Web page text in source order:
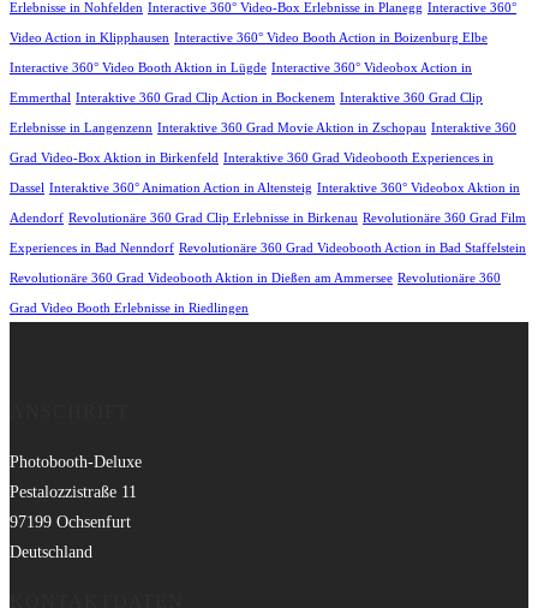
Erlebnisse in Nohfelden Interactive 360° Video-Box Erlebnisse in Planegg Interactive 360°
Video Action in Klipphausen Interactive 360° Video Booth Action in Boizenburg Elbe
Interactive 360° Video Booth Aktion in Lügde Interactive 360° Videobox Action in
Emmerthal Interaktive 360 Grad Clip Action in Bockenem Interaktive 360 Grad Clip
Erlebnisse in Langenzenn Interaktive 360 Grad Movie Aktion in Zschopau Interaktive 360
Grad Video-Box Aktion in Birkenfeld Interaktive 360 Grad Videobooth Experiences in
Dassel Interaktive 360° Animation Action in Altensteig Interaktive 360° Videobox Aktion in
Adendorf Revolutionäre 360 Grad Clip Erlebnisse in Birkenau Revolutionäre 360 Grad Film
Experiences in Bad Nenndorf Revolutionäre 360 Grad Videobooth Action in Bad Staffelstein
Revolutionäre 360 Grad Videobooth Aktion in Dießen am Ammersee Revolutionäre 360
Grad Video Booth Erlebnisse in Riedlingen
Photobooth-Deluxe
Pestalozzistraße 11
97199 Ochsenfurt
Deutschland